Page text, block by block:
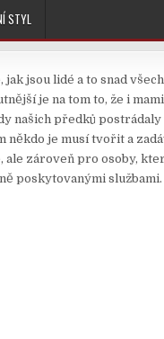
STYL
jsou lidé a to snad
je na tom to, že i
našich předků postrádaly
je musí tvořit a
ale zároveň pro osoby,
poskytovanými službami.